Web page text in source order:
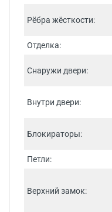
Рёбра жёсткости:
Отделка:
Снаружи двери:
Внутри двери:
Блокираторы:
Петли:
Верхний замок: